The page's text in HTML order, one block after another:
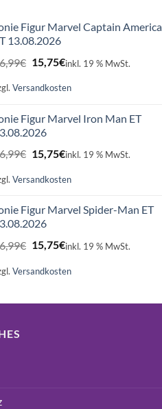
Figur Marvel Captain America
13.08.2026
€ Ursprünglicher
war:
15,75€Aktueller
ist:
inkl. 19 % MwSt.
Versandkosten
Figur Marvel Iron Man ET
€ Ursprünglicher
Preis
war:
15,75€Aktueller
ist:
inkl. 19 % MwSt.
Versandkosten
Figur Marvel Spider-Man ET
€ Ursprünglicher
war:
15,75€Aktueller
ist:
inkl. 19 % MwSt.
Versandkosten